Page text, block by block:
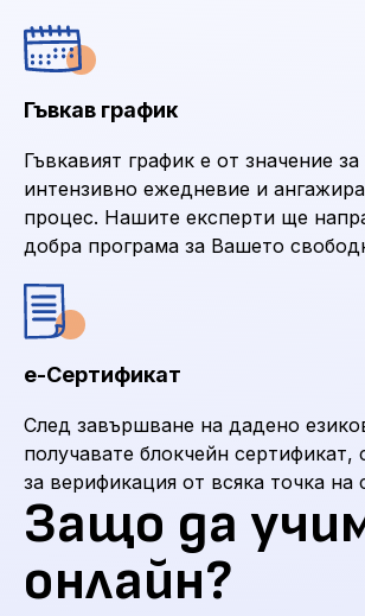
Гъвкав график
Гъвкавият график е от значение
интензивно ежедневие и
процес. Нашите експерти ще
добра програма за Вашето
е-Сертификат
След завършване на дадено
получавате блокчейн
за верификация от всяка точка на
Защо да
онлайн?